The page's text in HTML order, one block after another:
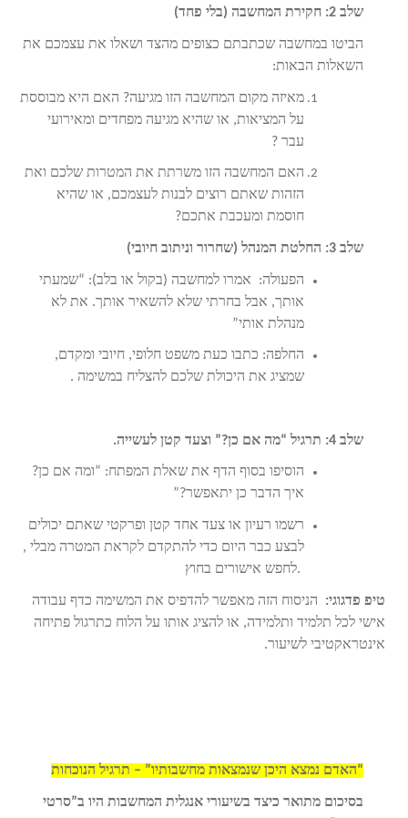
שלב 2: חקירת המחשבה (בלי פחד)
הביטו במחשבה שכתבתם כצופים מהצד ושאלו את עצמכם את
השאלות הבאות:
מאיזה מקום המחשבה הזו מגיעה? האם היא מבוססת
על המציאות, או שהיא מגיעה מפחדים ומאירועי
עבר ?
האם המחשבה הזו משרתת את המטרות שלכם ואת
הזהות שאתם רוצים לבנות לעצמכם, או שהיא
חוסמת ומעכבת אתכם?
שלב 3: החלטת המנהל (שחרור וניתוב חיובי)
הפעולה: אמרו למחשבה (בקול או בלב): “שמעתי
אותך, אבל בחרתי שלא להשאיר אותך. את לא
מנהלת אותי”
החלפה: כתבו כעת משפט חלופי, חיובי ומקדם,
שמציג את היכולת שלכם להצליח במשימה .
שלב 4: תרגיל “מה אם כן?” וצעד קטן לעשייה.
הוסיפו בסוף הדף את שאלת המפתח: “ומה אם כן?
איך הדבר כן יתאפשר?”
רשמו רעיון או צעד אחד קטן ופרקטי שאתם יכולים
לבצע כבר היום כדי להתקדם לקראת המטרה
, מבלי
לחפש אישורים בחוץ.
טיפ פדגוגי: הניסוח הזה מאפשר להדפיס את המשימה כדף עבודה
אישי לכל תלמיד ותלמידה, או להציג אותו על הלוח כתרגול פתיחה
אינטראקטיבי לשיעור.
“האדם נמצא היכן שנמצאות מחשבותיו” – תרגיל הנוכחות
בסיכום מתואר כיצד בשיעורי אנגלית המחשבות היו ב”סרטי